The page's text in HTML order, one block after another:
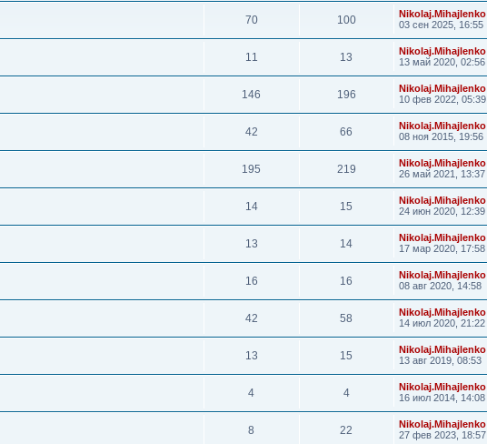
70 100
Nikolaj.Mihajlenko
03 сен 2025, 16:55
11 13
Nikolaj.Mihajlenko
13 май 2020, 02:56
146 196
Nikolaj.Mihajlenko
10 фев 2022, 05:39
42 66
Nikolaj.Mihajlenko
08 ноя 2015, 19:56
195 219
Nikolaj.Mihajlenko
26 май 2021, 13:37
14 15
Nikolaj.Mihajlenko
24 июн 2020, 12:39
13 14
Nikolaj.Mihajlenko
17 мар 2020, 17:58
16 16
Nikolaj.Mihajlenko
08 авг 2020, 14:58
42 58
Nikolaj.Mihajlenko
14 июл 2020, 21:22
13 15
Nikolaj.Mihajlenko
13 авг 2019, 08:53
4 4
Nikolaj.Mihajlenko
16 июл 2014, 14:08
8 22
Nikolaj.Mihajlenko
27 фев 2023, 18:57